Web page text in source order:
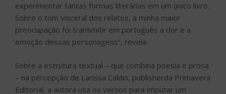
experimentar tantas formas literárias em um único livro.
Sobre o tom visceral dos relatos, a minha maior
preocupação foi transmitir em português a dor e a
emoção dessas personagens”, revela.
Sobre a estrutura textual – que combina poesia e prosa
– na percepção de Larissa Caldin, publisherda Primavera
Editorial, a autora usa os versos para imputar um